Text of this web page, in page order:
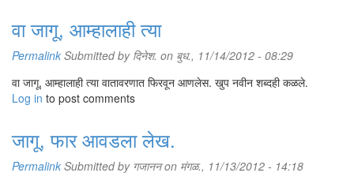
वा जागू, आम्हालाही त्या
Permalink Submitted by दिनेश. on बुध., 11/14/2012 - 08:29
वा जागू, आम्हालाही त्या वातावरणात फिरवून आणलेस. खुप नवीन शब्दही कळले.
Log in to post comments
जागू, फार आवडला लेख.
Permalink Submitted by गजाननon मंगळ., 11/13/2012 - 14:18